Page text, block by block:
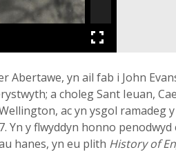
Abertawe, yn ail fab i John
a choleg Sant Ieuan,
ac yn ysgol ramadeg
Yn y flwyddyn honno
hanes, yn eu plith History of